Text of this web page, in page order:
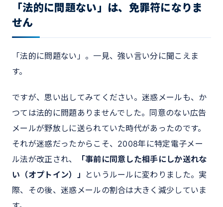
「法的に問題ない」は、免罪符になりま
せん
「法的に問題ない」。一見、強い言い分に聞こえま
す。
ですが、思い出してみてください。迷惑メールも、か
つては法的に問題ありませんでした。同意のない広告
メールが野放しに送られていた時代があったのです。
それが迷惑だったからこそ、2008年に特定電子メー
ル法が改正され、
「事前に同意した相手にしか送れな
い（オプトイン）」
というルールに変わりました。実
際、その後、迷惑メールの割合は大きく減少していま